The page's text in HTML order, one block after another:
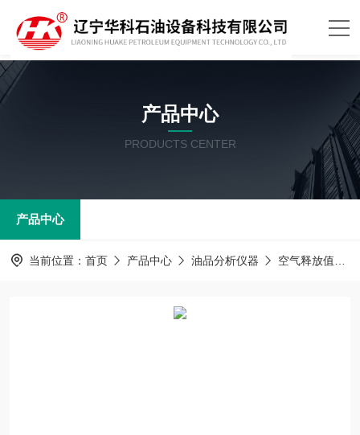
产品中心
PRODUCTS CENTER
产品中心
当前位置： 首页 产品中心 油品分析仪器 空气释放值测定器